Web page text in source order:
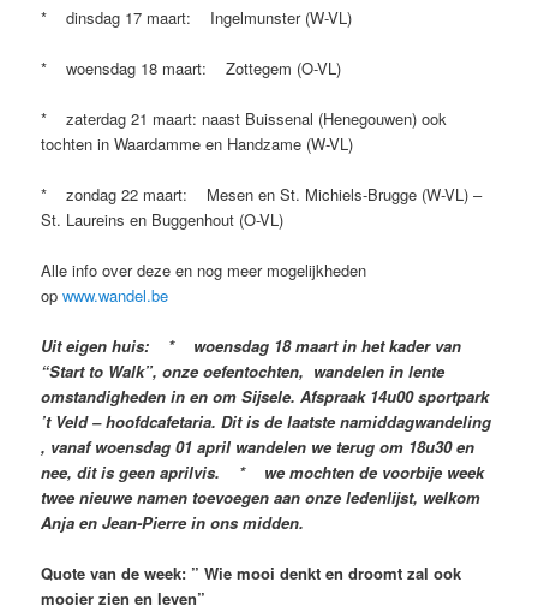
* dinsdag 17 maart: Ingelmunster (W-VL)
* woensdag 18 maart: Zottegem (O-VL)
* zaterdag 21 maart: naast Buissenal (Henegouwen) ook
tochten in Waardamme en Handzame (W-VL)
* zondag 22 maart: Mesen en St. Michiels-Brugge (W-VL) –
St. Laureins en Buggenhout (O-VL)
Alle info over deze en nog meer mogelijkheden
opwww.wandel.be
Uit eigen huis: * woensdag 18 maart in het kader van
“Start to Walk”, onze oefentochten, wandelen in lente
omstandigheden in en om Sijsele. Afspraak 14u00 sportpark
’t Veld – hoofdcafetaria. Dit is de laatste namiddagwandeling
, vanaf woensdag 01 april wandelen we terug om 18u30 en
nee, dit is geen aprilvis. * we mochten de voorbije week
twee nieuwe namen toevoegen aan onze ledenlijst, welkom
Anja en Jean-Pierre in ons midden.
Quote van de week: ” Wie mooi denkt en droomt zal ook
mooier zien en leven”